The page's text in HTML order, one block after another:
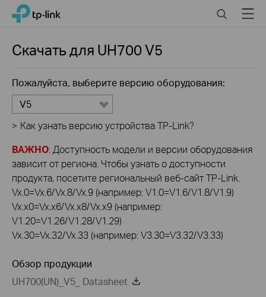
Click
navigation
TP-Link, Reliably Smart SearchMenu
Скачать для UH700V5
Пожалуйста, выберите версию оборудования:
V5
> Как узнать версию устройства TP-Link?
ВАЖНО: Доступность модели и версии оборудования
зависит от региона. Чтобы узнать о доступности
продукта, посетите региональный веб-сайт TP-Link.
Vx.0=Vx.6/Vx.8/Vx.9 (например: V1.0=V1.6/V1.8/V1.9)
Vx.x0=Vx.x6/Vx.x8/Vx.x9 (например:
V1.20=V1.26/V1.28/V1.29)
Vx.30=Vx.32/Vx.33 (например: V3.30=V3.32/V3.33)
Обзор продукции
UH700(UN)_V5_ Datasheet